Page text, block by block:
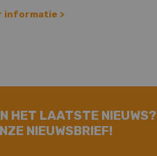
informatie >
HET LAATSTE NIEUWS?
NIEUWSBRIEF!